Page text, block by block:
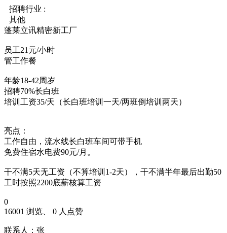
招聘行业 :
其他
蓬莱立讯精密新工厂
员工21元/小时
管工作餐
年龄18-42周岁
招聘70%长白班
培训工资35/天（长白班培训一天/两班倒培训两天）
亮点：
工作自由，流水线长白班车间可带手机
免费住宿水电费90元/月。
干不满5天无工资（不算培训1-2天），干不满半年最后出勤50
工时按照2200底薪核算工资
0
16001 浏览、 0 人点赞
联系人：张